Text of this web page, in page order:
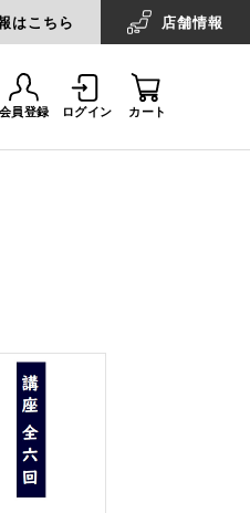
はこちら 店舗情報
会員登録 ログイン カート